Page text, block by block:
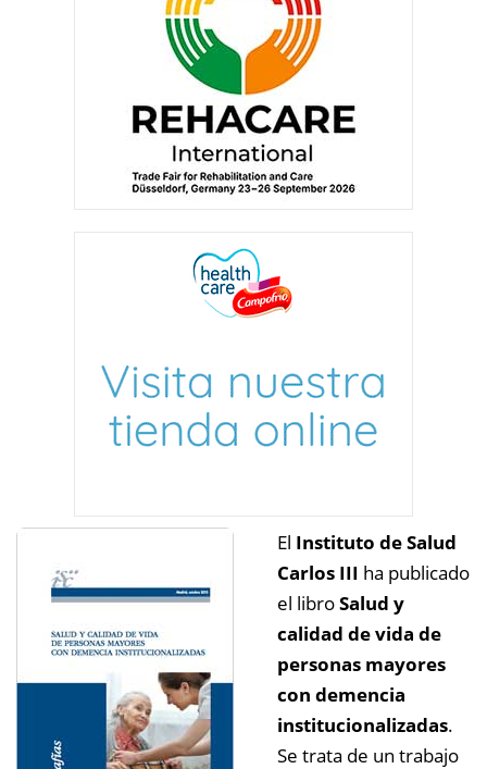
El Instituto de Salud
Carlos III ha publicado
el libroSalud y
calidad de vida de
personas mayores
con demencia
institucionalizadas.
Se trata de un trabajo